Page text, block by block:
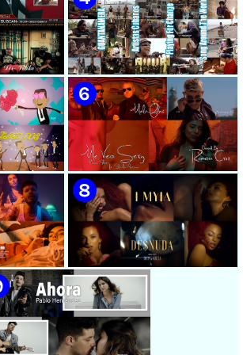
-
Adrián
🟡 Adrián Berazaín & Luna
Manzanares - ¨Ya es
después¨ - Videoclip -
Dirección: Lester Hamlet
-
-
🟡 75 Artistas Cubanos
¨Guantanamera¨ - Playing
For Change - Song Around
The World
de
Anima
Animado
García
🟡 Máxima Alerta & Eduardo
Antonio - ¨Me veo sexy¨ -
Videoclip - Dirección:
Ramón Cruz
rota¨ 📺
🟢 Sai Losada | ¨Desnuda¨ |